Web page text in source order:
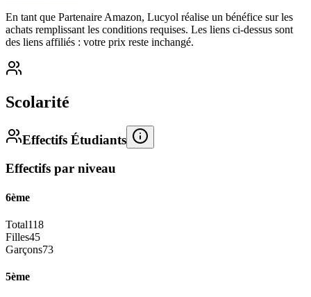
En tant que Partenaire Amazon, Lucyol réalise un bénéfice sur les
achats remplissant les conditions requises. Les liens ci-dessus sont
des liens affiliés : votre prix reste inchangé.
Scolarité
Effectifs Étudiants
Effectifs par niveau
6ème
Total118
Filles45
Garçons73
5ème